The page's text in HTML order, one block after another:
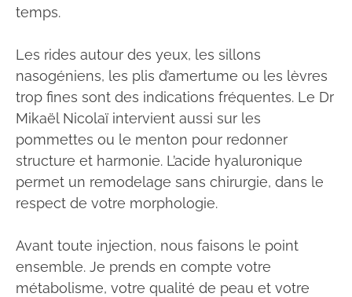
temps.
Les rides autour des yeux, les sillons
nasogéniens, les plis d’amertume ou les lèvres
trop fines sont des indications fréquentes. Le Dr
Mikaël Nicolaï intervient aussi sur les
pommettes ou le menton pour redonner
structure et harmonie. L’acide hyaluronique
permet un remodelage sans chirurgie, dans le
respect de votre morphologie.
Avant toute injection, nous faisons le point
ensemble. Je prends en compte votre
métabolisme, votre qualité de peau et votre